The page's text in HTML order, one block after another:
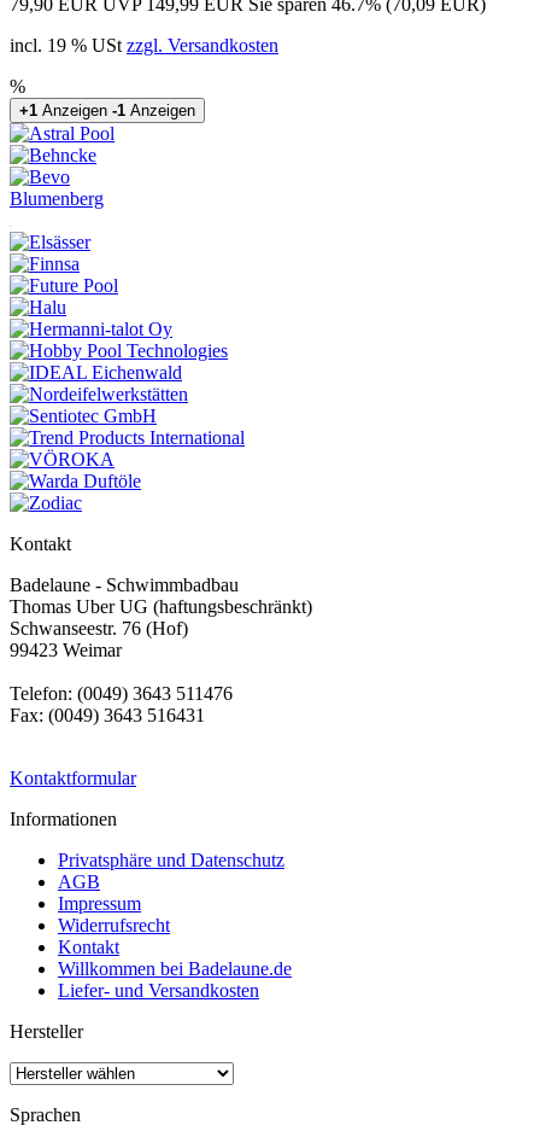
incl. 19 % USt zzgl. Versandkosten
%
+1 Anzeigen -1 Anzeigen
Blumenberg
Kontakt
Badelaune - Schwimmbadbau
Thomas Uber UG (haftungsbeschränkt)
Schwanseestr. 76 (Hof)
99423 Weimar
Telefon: (0049) 3643 511476
Fax: (0049) 3643 516431
Kontaktformular
Informationen
Privatsphäre und Datenschutz
AGB
Impressum
Widerrufsrecht
Kontakt
Willkommen bei Badelaune.de
Liefer- und Versandkosten
Hersteller
Sprachen